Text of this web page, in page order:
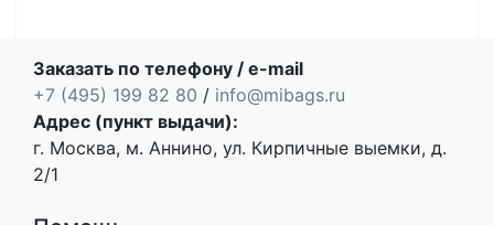
Заказать по телефону / e-mail
+7 (495) 199 82 80 / info@mibags.ru
Адрес (пункт выдачи):
г. Москва, м. Аннино, ул. Кирпичные выемки, д.
2/1